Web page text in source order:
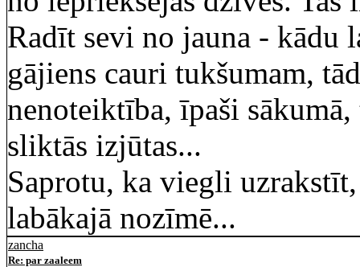
Radīt sevi no jauna - kādu
gājiens cauri tukšumam,
nenoteiktība, īpaši
sliktās izjūtas...
Saprotu, ka viegli
labākajā nozīmē...
zancha
Re: par zaaleem